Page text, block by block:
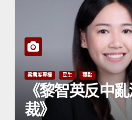
梁君度專欄 民生 觀點
《黎智英反中
裁》